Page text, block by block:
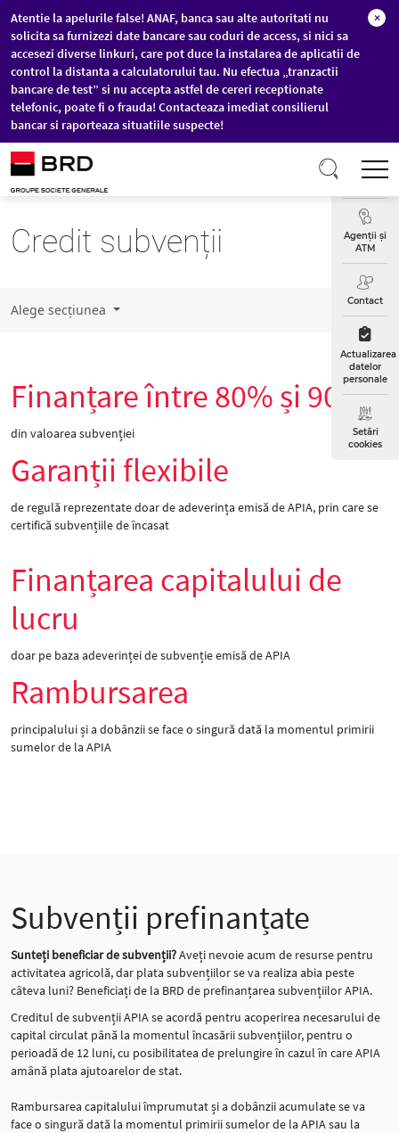
Sari la conținutul principal
Atentie la apelurile false! ANAF, banca sau alte autoritati nu
solicita sa furnizezi date bancare sau coduri de access, si nici sa
accesezi diverse linkuri, care pot duce la instalarea de aplicatii de
control la distanta a calculatorului tau. Nu efectua „tranzactii
bancare de test” si nu accepta astfel de cereri receptionate
telefonic, poate fi o frauda! Contacteaza imediat consilierul
bancar si raporteaza situatiile suspecte!
×
Curs
Agenții și
ATM
Contact
Actualizarea
datelor
personale
Setări
cookies
Credit subvenții
Alege secțiunea
Finanțare între 80% și 90%
din valoarea subvenției
Garanții flexibile
de regulă reprezentate doar de adeverința emisă de APIA, prin care se
certifică subvențiile de încasat
Finanțarea capitalului de
lucru
doar pe baza adeverinței de subvenție emisă de APIA
Rambursarea
principalului și a dobânzii se face o singură dată la momentul primirii
sumelor de la APIA
Subvenții prefinanțate
Sunteți beneficiar de subvenții?Aveți nevoie acum de resurse pentru
activitatea agricolă, dar plata subvențiilor se va realiza abia peste
câteva luni? Beneficiați de la BRD de prefinanțarea subvențiilor APIA.
Creditul de subvenții APIA se acordă pentru acoperirea necesarului de
capital circulat până la momentul încasării subvențiilor, pentru o
perioadă de 12 luni, cu posibilitatea de prelungire în cazul în care APIA
amână plata ajutoarelor de stat.
Rambursarea capitalului împrumutat și a dobânzii acumulate se va
face o singură dată la momentul primirii sumelor de la APIA sau la